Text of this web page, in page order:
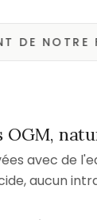
FERME
OGM,
avec de
aucun